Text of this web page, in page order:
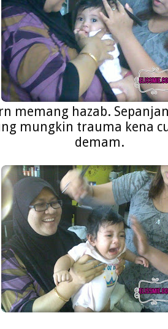
memang hazab.
mungkin trauma kena
demam.